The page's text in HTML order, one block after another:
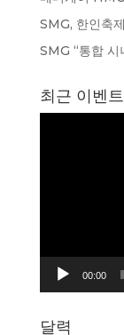
SMG, 한인축
SMG “통합 시
최근 이벤트
00:00
달력